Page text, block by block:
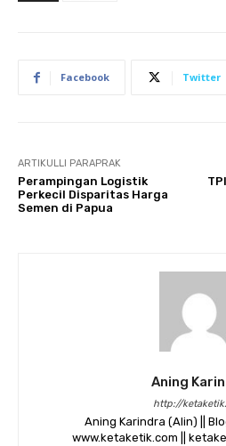
Facebook Twitter
ARTIKULLI PARAPRAK
​Perampingan Logistik
Perkecil Disparitas Harga
Semen di Papua
Aning
http://
Aning Karindra (Alin) ||
www.ketaketik.com ||